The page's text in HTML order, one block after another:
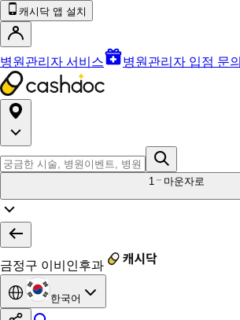
캐시닥 앱 설치
병원관리자 서비스 병원관리자 입점 문의
1 마운자로
금정구 이비인후과
한국어